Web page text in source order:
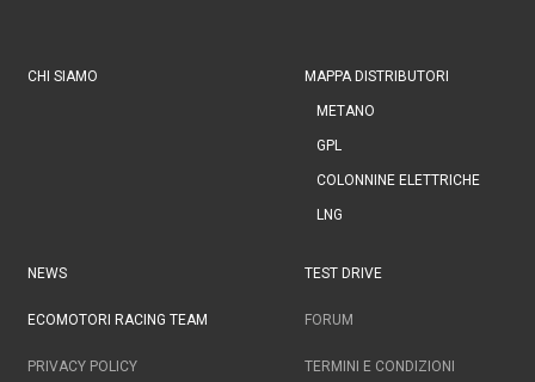
CHI SIAMO MAPPA DISTRIBUTORI
METANO
GPL
COLONNINE ELETTRICHE
LNG
NEWS TEST DRIVE
ECOMOTORI RACING TEAM FORUM
PRIVACY POLICY TERMINI E CONDIZIONI